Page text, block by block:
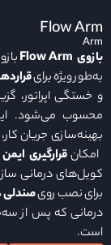
Flow Arm
Arm
بازوی Flow Arm
به‌طور ویژه برای
و خستگی اپراتور،
محسوب می‌شود.
بهینه‌سازی جریان
امکانقرارگیری
کویل‌های درمانی
برای نصب رویصندلی
است.